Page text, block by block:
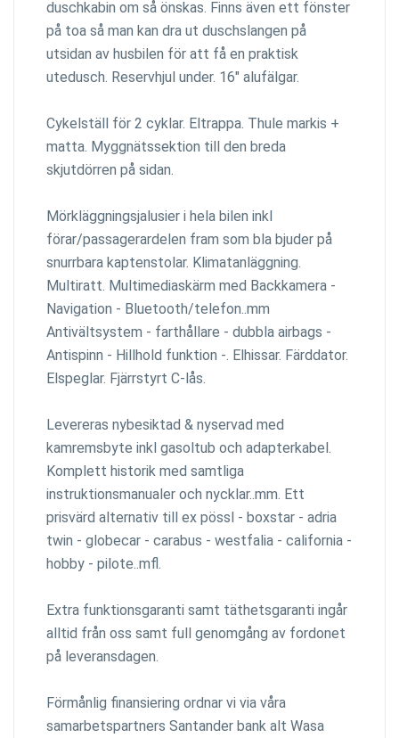
duschkabin om så önskas. Finns även ett fönster
på toa så man kan dra ut duschslangen på
utsidan av husbilen för att få en praktisk
utedusch. Reservhjul under. 16" alufälgar.
Cykelställ för 2 cyklar. Eltrappa. Thule markis +
matta. Myggnätssektion till den breda
skjutdörren på sidan.
Mörkläggningsjalusier i hela bilen inkl
förar/passagerardelen fram som bla bjuder på
snurrbara kaptenstolar. Klimatanläggning.
Multiratt. Multimediaskärm med Backkamera -
Navigation - Bluetooth/telefon..mm
Antivältsystem - farthållare - dubbla airbags -
Antispinn - Hillhold funktion -. Elhissar. Färddator.
Elspeglar. Fjärrstyrt C-lås.
Levereras nybesiktad & nyservad med
kamremsbyte inkl gasoltub och adapterkabel.
Komplett historik med samtliga
instruktionsmanualer och nycklar..mm. Ett
prisvärd alternativ till ex pössl - boxstar - adria
twin - globecar - carabus - westfalia - california -
hobby - pilote..mfl.
Extra funktionsgaranti samt täthetsgaranti ingår
alltid från oss samt full genomgång av fordonet
på leveransdagen.
Förmånlig finansiering ordnar vi via våra
samarbetspartners Santander bank alt Wasa